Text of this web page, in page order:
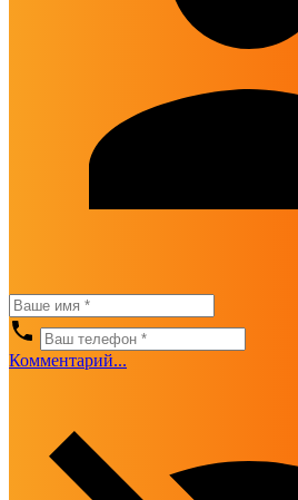
Комментарий...